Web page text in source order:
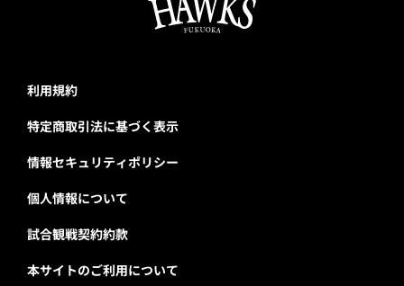
利用規約
特定商取引法に基づく表示
情報セキュリティポリシー
個人情報について
試合観戦契約約款
本サイトのご利用について